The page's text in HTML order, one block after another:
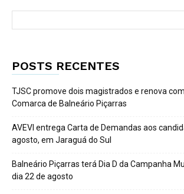
POSTS RECENTES
TJSC promove dois magistrados e renova
Comarca de Balneário Piçarras
AVEVI entrega Carta de Demandas aos
agosto, em Jaraguá do Sul
Balneário Piçarras terá Dia D da Campanha
dia 22 de agosto